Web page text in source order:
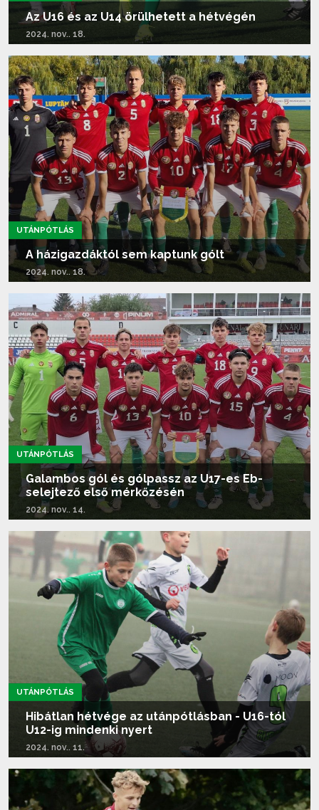
Az U16 és az U14 örülhetett a hétvégén
2024. nov.. 18.
Tovább olvasom...
UTÁNPÓTLÁS
A házigazdáktól sem kaptunk gólt
2024. nov.. 18.
Tovább olvasom...
UTÁNPÓTLÁS
Galambos gól és gólpassz az U17-es Eb-
selejtező első mérkőzésén
2024. nov.. 14.
Tovább olvasom...
UTÁNPÓTLÁS
Hibátlan hétvége az utánpótlásban - U16-tól
U12-ig mindenki nyert
2024. nov.. 11.
Tovább olvasom...